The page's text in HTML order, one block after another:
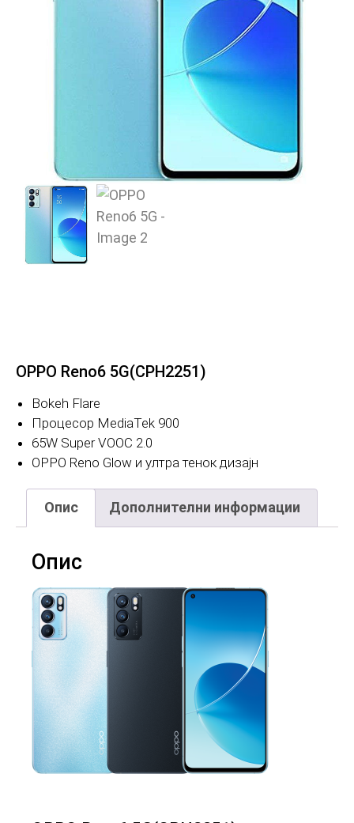
OPPO Reno6 5G(CPH2251)
Bokeh Flare
Процесор MediaTek 900
65W Super VOOC 2.0
OPPO Reno Glow и ултра тенок дизајн
Опис Дополнителни информации
Опис